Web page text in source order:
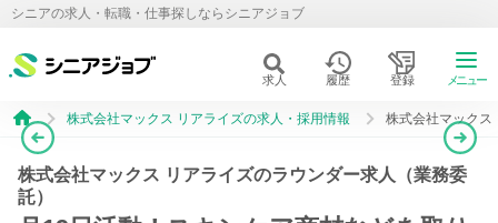
シニアの求人・転職・仕事探しならシニアジョブ
求人 履歴 登録 メニュー
株式会社マックス リアライズの求人・採用情報 株式会社マックス
株式会社マックス リアライズのラウンダー求人（業務委
託）